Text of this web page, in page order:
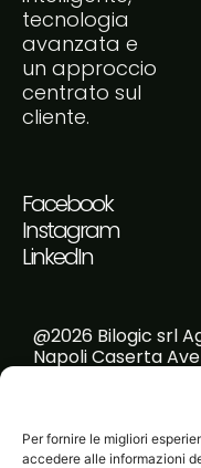
Per fornire le migliori
accedere alle informazioni
tecnologia
avanzata e
un approccio
centrato sul
cliente.
Facebook
Instagram
LinkedIn
@2026 Bilogic srl
Napoli Caserta